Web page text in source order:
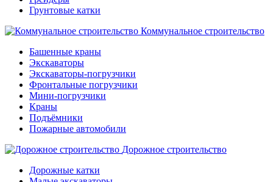
Грунтовые катки
Коммунальное строительство
Башенные краны
Экскаваторы
Экскаваторы-погрузчики
Фронтальные погрузчики
Мини-погрузчики
Краны
Подъёмники
Пожарные автомобили
Дорожное строительство
Дорожные катки